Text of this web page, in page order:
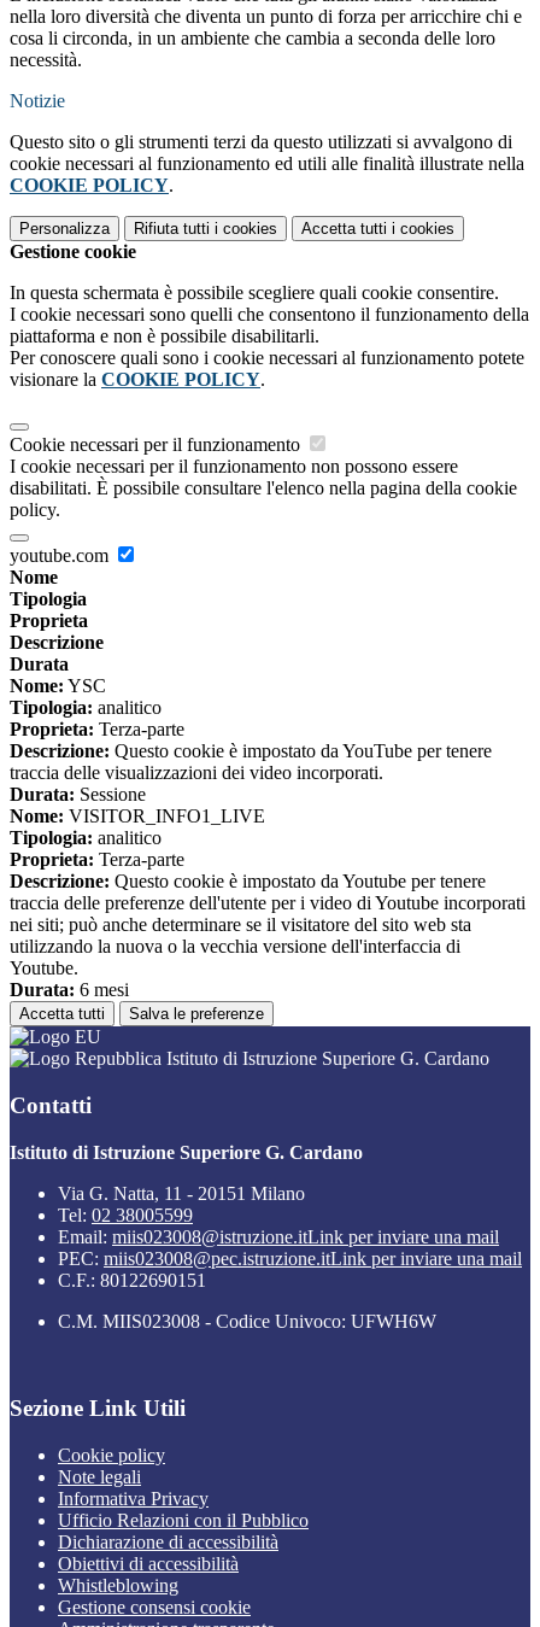
nella loro diversità che diventa un punto di forza per arricchire chi e
cosa li circonda, in un ambiente che cambia a seconda delle loro
necessità.
Notizie
Questo sito o gli strumenti terzi da questo utilizzati si avvalgono di
cookie necessari al funzionamento ed utili alle finalità illustrate nella
COOKIE POLICY.
Personalizza Rifiuta tutti i cookies Accetta tutti i cookies
Gestione cookie
In questa schermata è possibile scegliere quali cookie consentire.
I cookie necessari sono quelli che consentono il funzionamento della
piattaforma e non è possibile disabilitarli.
Per conoscere quali sono i cookie necessari al funzionamento potete
visionare la COOKIE POLICY.
Cookie necessari per il funzionamento
I cookie necessari per il funzionamento non possono essere
disabilitati. È possibile consultare l'elenco nella pagina della cookie
policy.
youtube.com
Nome
Tipologia
Proprieta
Descrizione
Durata
Nome: YSC
Tipologia: analitico
Proprieta: Terza-parte
Descrizione: Questo cookie è impostato da YouTube per tenere
traccia delle visualizzazioni dei video incorporati.
Durata: Sessione
Nome: VISITOR_INFO1_LIVE
Tipologia: analitico
Proprieta: Terza-parte
Descrizione: Questo cookie è impostato da Youtube per tenere
traccia delle preferenze dell'utente per i video di Youtube incorporati
nei siti; può anche determinare se il visitatore del sito web sta
utilizzando la nuova o la vecchia versione dell'interfaccia di
Youtube.
Durata: 6 mesi
Accetta tutti Salva le preferenze
Istituto di Istruzione Superiore G. Cardano
Contatti
Istituto di Istruzione Superiore G. Cardano
Via G. Natta, 11 - 20151 Milano
Tel: 02 38005599
Email: miis023008@istruzione.itLink per inviare una mail
PEC: miis023008@pec.istruzione.itLink per inviare una mail
C.F.: 80122690151
C.M. MIIS023008 - Codice Univoco: UFWH6W
Sezione Link Utili
Cookie policy
Note legali
Informativa Privacy
Ufficio Relazioni con il Pubblico
Dichiarazione di accessibilità
Obiettivi di accessibilità
Whistleblowing
Gestione consensi cookie